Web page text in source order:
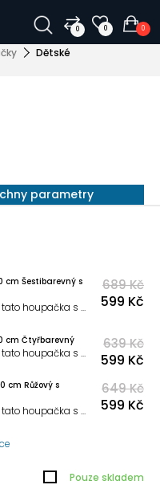
0 0 0
Dětské
parametry
cm Šestibarevný s
Ať už venku nebo v interiéru, tato houpačka s výškou 1,8 m poskytuje dokonalou zábavu pro celou rodinu.
689 Kč
599 Kč
cm Čtyřbarevný
Ať už venku nebo v interiéru, tato houpačka s výškou 1,8 m poskytuje dokonalou zábavu pro celou rodinu.
639 Kč
599 Kč
cm Růžový s
Ať už venku nebo v interiéru, tato houpačka s výškou 1,6 m poskytuje dokonalou zábavu pro celou rodinu.
649 Kč
599 Kč
Pouze skladem